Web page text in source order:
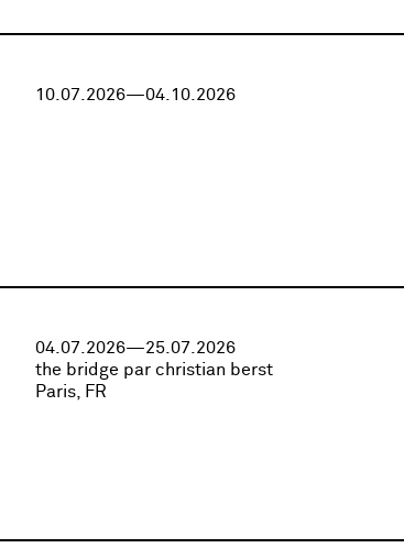
10.07.2026—04.10.2026
04.07.2026—25.07.2026
the bridge par christian berst
Paris, FR